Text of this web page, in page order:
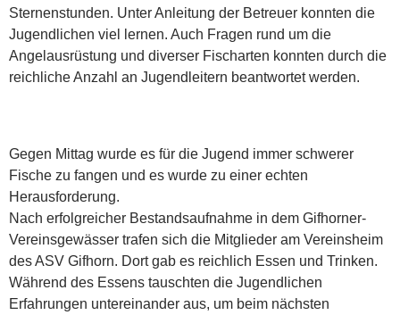
Sternenstunden. Unter Anleitung der Betreuer konnten die
Jugendlichen viel lernen. Auch Fragen rund um die
Angelausrüstung und diverser Fischarten konnten durch die
reichliche Anzahl an Jugendleitern beantwortet werden.
Gegen Mittag wurde es für die Jugend immer schwerer
Fische zu fangen und es wurde zu einer echten
Herausforderung.
Nach erfolgreicher Bestandsaufnahme in dem Gifhorner-
Vereinsgewässer trafen sich die Mitglieder am Vereinsheim
des ASV Gifhorn. Dort gab es reichlich Essen und Trinken.
Während des Essens tauschten die Jugendlichen
Erfahrungen untereinander aus, um beim nächsten